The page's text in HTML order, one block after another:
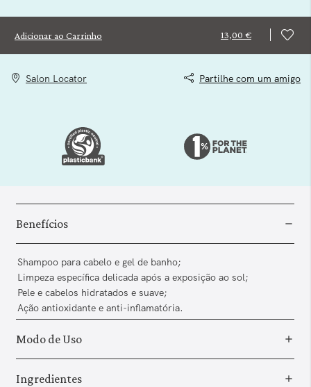
Adicionar ao Carrinho 13,00 €
Salon Locator Partilhe com um amigo
Benefícios
Shampoo para cabelo e gel de banho;
Limpeza específica delicada após a exposição ao sol;
Pele e cabelos hidratados e suave;
Ação antioxidante e anti-inflamatória.
Modo de Uso
Ingredientes